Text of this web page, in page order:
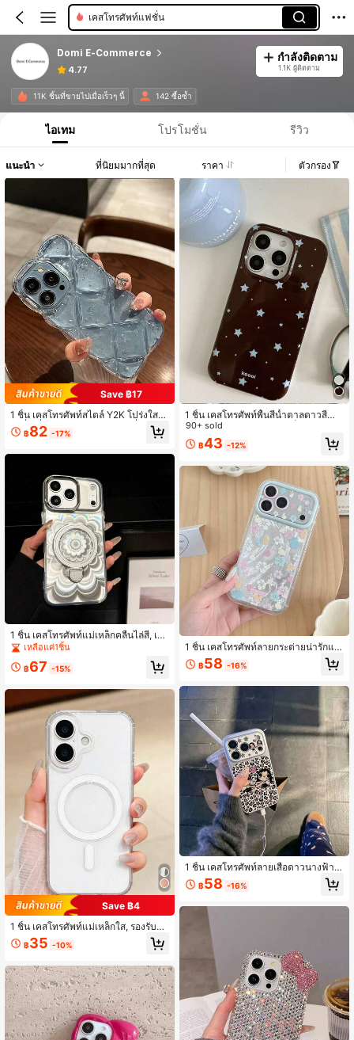
เคสโทรศัพท์แฟชั่น
Domi E-Commerce
4.77
กำลังติดตาม
1.1K ผู้ติดตาม
11K ชิ้นที่ขายไปเมื่อเร็วๆ นี้ 142 ซื้อซ้ำ
ไอเทม โปรโมชั่น รีวิว
แนะนำ ที่นิยมมากที่สุด ราคา ตัวกรอง
Save ฿17
1 ชิ้น เคสโทรศัพท์สไตล์ Y2K โปร่งใสล
ายสี่เหลี่ยมขนมเปียกปูน ขอบคลื่นฟอยล์
เงินกลิตเตอร์ ป้องกันรอยขีดข่วน เหมาะ
฿82 -17%
1 ชิ้น เคสโทรศัพท์แม่เหล็กคลื่นไล่สี, เข้
ากันได้กับ iPhone 17, 16, 15, 14, 13, แ
นุ่ม
เหลือแค่1ชิ้น
฿67 -15%
Save ฿4
1 ชิ้น เคสโทรศัพท์แม่เหล็กใส, รองรับกา
รชาร์จไร้สาย, ใช้ได้กับ Iphone 17 Pro
Max, 17 Pro, 17, 16 Pro Max, 16 Pro,
ax, 14 Pro, 14, 13 Pro Max, 13 Pro, 1
3, 12, 11 Pro และ Pro Max, เคสป้องกั
นรอยขีดข่วน
฿35 -10%
1 ชิ้น เคสโทรศัพท์พื้นสีน้ำตาลดาวสีน้ำเ
งิน สไตล์เรโทร ครอบคลุมเต็ม กันกระแ
ทก เปลือกนุ่ม เข้ากันได้กับ 17/16/15/1
4/13/12/11 Pro Max สไตล์อเมริกันอิน
วยงาม
90+ sold
฿43 -12%
1 ชิ้น เคสโทรศัพท์ลายกระต่ายน่ารักแล
ะสดใส ลายขนนกสีเงิน ลายดาวการ์ตูน
กระต่ายขนาดเล็ก ข้อความ "ขอให้คุณ
บใส เหมาะสำหรับ IPhone 17, 16, 15, 1
4, 13
฿58 -16%
1 ชิ้น เคสโทรศัพท์ลายเสือดาวนางฟ้าคู่
ตาโตสาวน้อย เข้ากันได้กับ iPhone 17,
16, 15, 14, 13 ลายหัวใจสีเงินชมพู สไต
ตกหล่น เปลือกแข็งป้องกัน
฿58 -16%